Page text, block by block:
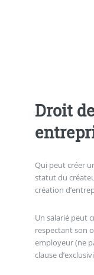
Droit
Qui peut créer
statut du
création
Un salarié peut
respectant son
employeur (ne
clause